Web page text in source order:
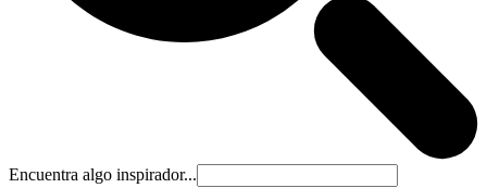
Encuentra algo inspirador...